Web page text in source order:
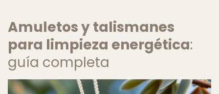
Amuletos y talismanes
para limpieza energética:
guía completa